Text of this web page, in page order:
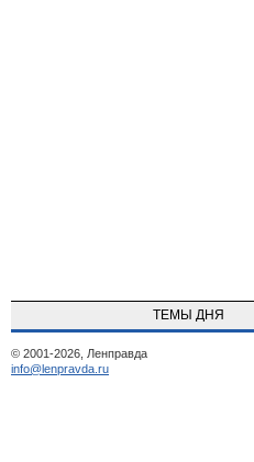
ТЕМЫ ДНЯ
© 2001-2026, Ленправда
info@lenpravda.ru